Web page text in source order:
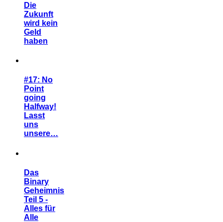
Die
Zukunft
wird kein
Geld
haben
#17: No
Point
going
Halfway!
Lasst
uns
unsere…
Das
Binary
Geheimnis
Teil 5 -
Alles für
Alle